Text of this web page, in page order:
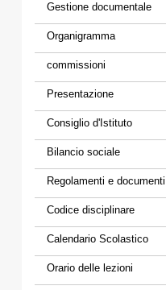
Gestione documentale
Organigramma
commissioni
Presentazione
Consiglio d'Istituto
Bilancio sociale
Regolamenti e documenti
Codice disciplinare
Calendario Scolastico
Orario delle lezioni